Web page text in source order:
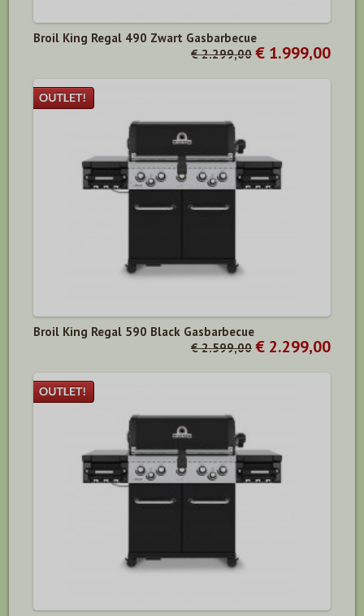
Broil King Regal 490 Zwart Gasbarbecue
€ 2.299,00 € 1.999,00
Broil King Regal 590 Black Gasbarbecue
€ 2.599,00 € 2.299,00